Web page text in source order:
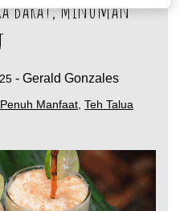
Barat, Minuman
- Gerald Gonzales
Penuh Manfaat Teh Talua